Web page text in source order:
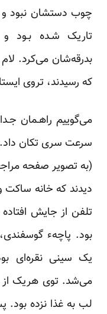
چوب دستشان نبود
تاریک شـده بـود و
بدرقه‌شان می‌کرد.
که رسیدند، تروی
می‌گوییم راهـمان
سرعت سری تکان داد.
(به تصویر صفحه
دیدند که‌ خانه‌
تلفن از جایش
بود. پاچهء
یک سینی نقره‌ای
می‌شد. توی هریک از
لب به غذا نزده بود.